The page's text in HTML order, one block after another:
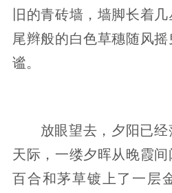
旧的青砖墙，墙脚长着
尾辫般的白色草穗随风
谧。
放眼望去，夕阳已
天际，一缕夕晖从晚霞间
百合和茅草镀上了一层